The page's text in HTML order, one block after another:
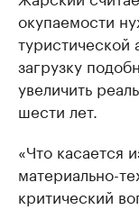
окупаемости
загрузку
увеличить
шести лет.
«Что касается
материально-
критический